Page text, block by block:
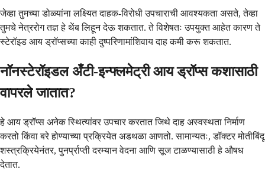
जेव्हा तुमच्या डोळ्यांना लक्ष्यित दाहक-विरोधी उपचाराची आवश्यकता असते, तेव्हा
तुमचे नेत्ररोग तज्ञ हे थेंब लिहून देऊ शकतात. ते विशेषतः उपयुक्त आहेत कारण ते
स्टेरॉइड आय ड्रॉप्सच्या काही दुष्परिणामांशिवाय दाह कमी करू शकतात.
नॉनस्टेरॉइडल अँटी-इन्फ्लमेट्री आय ड्रॉप्स कशासाठी
वापरले जातात?
हे आय ड्रॉप्स अनेक स्थित्यांवर उपचार करतात जिथे दाह अस्वस्थता निर्माण
करतो किंवा बरे होण्याच्या प्रक्रियेत अडथळा आणतो. सामान्यतः, डॉक्टर मोतीबिंदू
शस्त्रक्रियेनंतर, पुनर्प्राप्ती दरम्यान वेदना आणि सूज टाळण्यासाठी हे औषध
देतात.